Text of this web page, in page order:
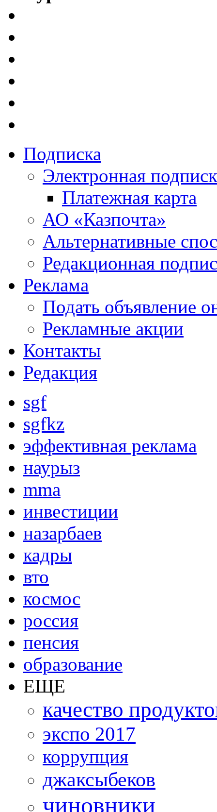
Подписка
Электронная
Платежная карта
АО «Казпочта»
Альтернативные
Редакционная
Реклама
Подать объявление
Рекламные акции
Контакты
Редакция
sgf
sgfkz
эффективная реклама
наурыз
mma
инвестиции
назарбаев
кадры
вто
космос
россия
пенсия
образование
ЕЩЕ
качество
экспо 2017
коррупция
джаксыбеков
чиновники